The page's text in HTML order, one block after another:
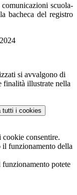
scuola-
bacheca del registro
si avvalgono di
finalità illustrate nella
tutti i cookies
cookie consentire.
il funzionamento della
funzionamento potete